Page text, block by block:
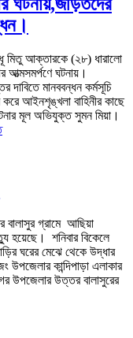
মিতু আক্তারকে (২৮) ধারালো
আত্মসমর্পণে ঘটনায়।
মানববন্ধন কর্মসূচি
আইনশৃঙ্খলা বাহিনীর কাছে
মূল অভিযুক্ত সুমন মিয়া।
বালাসুর গ্রামে আছিয়া
হয়েছে। শনিবার বিকেলে
ঘরের মেঝে থেকে উদ্ধার
কান্দিপাড়া এলাকার
উপজেলার উত্তর বালাসুরের